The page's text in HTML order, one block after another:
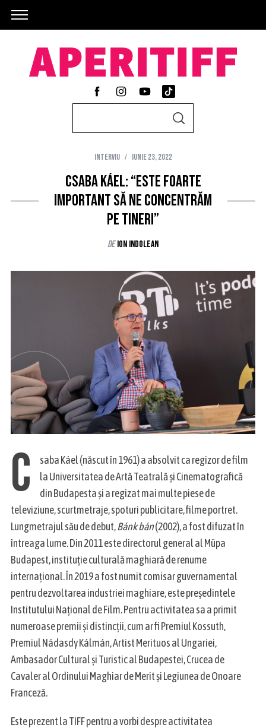
c
h
S
Interviu iunie 23, 2022
Csaba Káel: “Este foarte
important să ne concentrăm
pe tineri”
de Ion Indolean
C
saba Káel (născut în 1961) a absolvit ca regizor de film
la Universitatea de Artă Teatrală și Cinematografică
din Budapesta și a regizat mai multe piese de
televiziune, scurtmetraje, spoturi publicitare, filme portret.
Lungmetrajul său de debut,Bánk bán(2002), a fost difuzat în
întreaga lume. Din 2011 este directorul general al Müpa
Budapest, instituție culturală maghiară de renume
internațional. În 2019 a fost numit comisar guvernamental
pentru dezvoltarea industriei maghiare, este președintele
Institutului Național de Film. Pentru activitatea sa a primit
numeroase premii și distincții, cum ar fi Premiul Kossuth,
Premiul Nádasdy Kálmán, Artist Merituos al Ungariei,
Ambasador Cultural și Turistic al Budapestei, Crucea de
Cavaler al Ordinului Maghiar de Merit și Legiunea de Onoare
Franceză.
Este prezent la TIFF pentru a vorbi despre activitatea